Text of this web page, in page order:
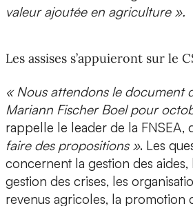
valeur ajoutée en agriculture ».
Les assises s’appuieront sur le
« Nous attendons le document
Mariann Fischer Boel pour
rappelle le leader de la FNSEA,
faire des propositions ». Les
concernent la gestion des
gestion des crises, les
revenus agricoles, la promotion